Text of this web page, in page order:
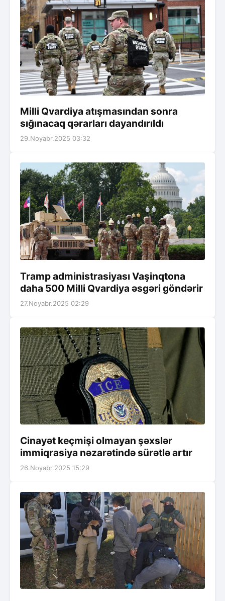
Milli Qvardiya atışmasından sonra
sığınacaq qərarları dayandırıldı
29.Noyabr.2025 03:32
Tramp administrasiyası Vaşinqtona
daha 500 Milli Qvardiya əsgəri göndərir
27.Noyabr.2025 02:29
Cinayət keçmişi olmayan şəxslər
immiqrasiya nəzarətində sürətlə artır
26.Noyabr.2025 15:29